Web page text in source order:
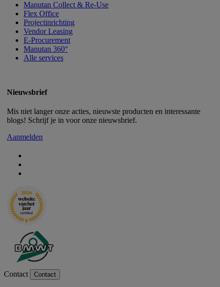
Manutan Collect & Re-Use
Flex Office
Projectinrichting
Vendor Leasing
E-Procurement
Manutan 360°
Alle services
Nieuwsbrief
Mis niet langer onze acties, nieuwste producten en interessante
blogs! Schrijf je in voor onze nieuwsbrief.
Aanmelden
Contact Contact